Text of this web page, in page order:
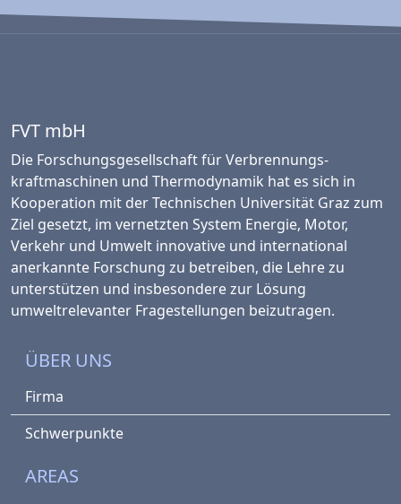
FVT mbH
Die Forschungsgesellschaft für Verbrennungs­
kraftmaschinen und Thermo­dynamik hat es sich in
Kooperation mit der Technischen Universität Graz zum
Ziel gesetzt, im vernetzten System Energie, Motor,
Verkehr und Umwelt innovative und international
anerkannte Forschung zu betreiben, die Lehre zu
unterstützen und insbesondere zur Lösung
umweltrelevanter Fragestellungen beizutragen.
ÜBER UNS
Firma
Schwerpunkte
AREAS